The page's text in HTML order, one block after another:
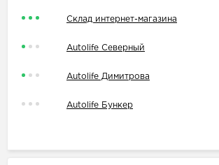
Склад интернет-магазина
Autolife Северный
Autolife Димитрова
Autolife Бункер